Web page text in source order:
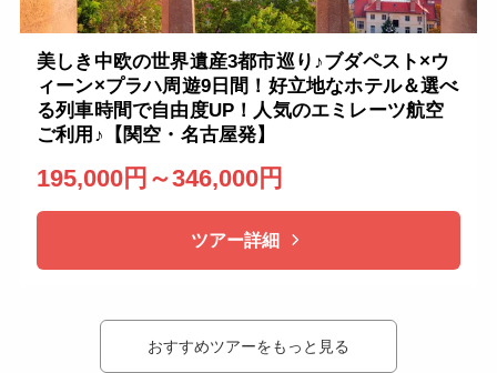
美しき中欧の世界遺産3都市巡り♪ブダペスト×ウ
ィーン×プラハ周遊9日間！好立地なホテル＆選べ
る列車時間で自由度UP！人気のエミレーツ航空
ご利用♪【関空・名古屋発】
195,000円～346,000円
ツアー詳細
おすすめツアーをもっと見る